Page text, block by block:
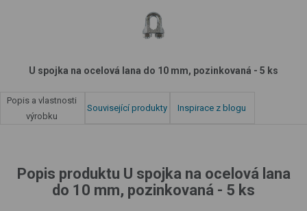
U spojka na ocelová lana do 10 mm, pozinkovaná - 5 ks
Popis a vlastnosti
výrobku
Související produkty Inspirace z blogu
Popis produktu U spojka na ocelová lana
do 10 mm, pozinkovaná - 5 ks